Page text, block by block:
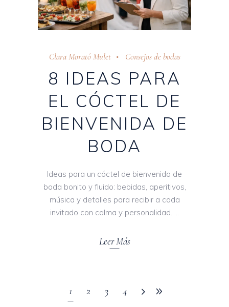
Clara Morató Mulet Consejos de bodas
8 IDEAS PARA
EL CÓCTEL DE
BIENVENIDA DE
BODA
Ideas para un cóctel de bienvenida de
boda bonito y fluido: bebidas, aperitivos,
música y detalles para recibir a cada
invitado con calma y personalidad.
Leer Más
1 2 3 4